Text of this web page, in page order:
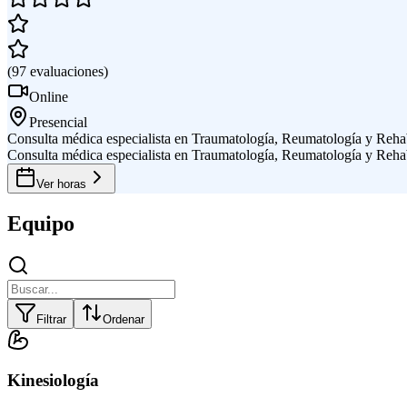
(97 evaluaciones)
Online
Presencial
Consulta médica especialista en Traumatología, Reumatología y
Consulta médica especialista en Traumatología, Reumatología y
Ver horas
Equipo
Filtrar Ordenar
Kinesiología